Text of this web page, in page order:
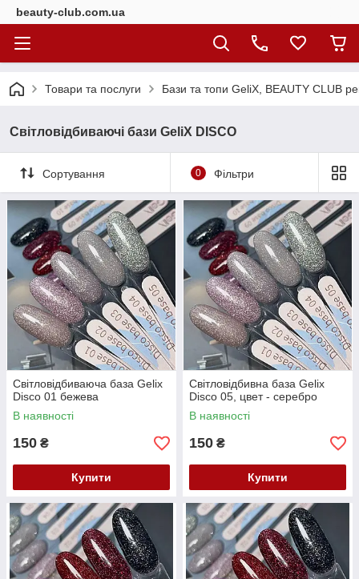
beauty-club.com.ua
Товари та послуги Бази та топи GeliX, BEAUTY CLUB
Світловідбиваючі бази GeliX DISCO
Сортування 0 Фільтри
Світловідбиваюча база Gelix
Disco 01 бежева
В наявності
150 ₴
Купити
Світловідбивна база Gelix
Disco 05, цвет - серебро
В наявності
150 ₴
Купити